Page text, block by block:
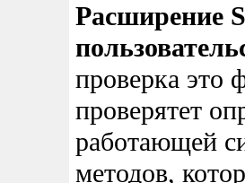
Расширение
проверка это
проверятет
работающей
методов,